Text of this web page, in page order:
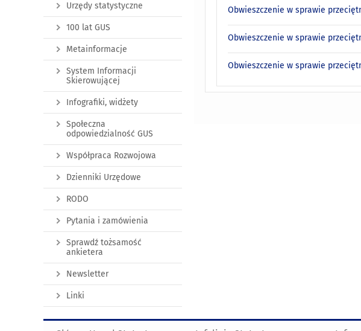
Obwieszczenie w sprawie
Obwieszczenie w sprawie
Obwieszczenie w sprawie
Urzędy statystyczne
100 lat GUS
Metainformacje
System Informacji
Skierowującej
Infografiki, widżety
Społeczna
odpowiedzialność GUS
Współpraca Rozwojowa
Dzienniki Urzędowe
RODO
Pytania i zamówienia
Sprawdź tożsamość
ankietera
Newsletter
Linki